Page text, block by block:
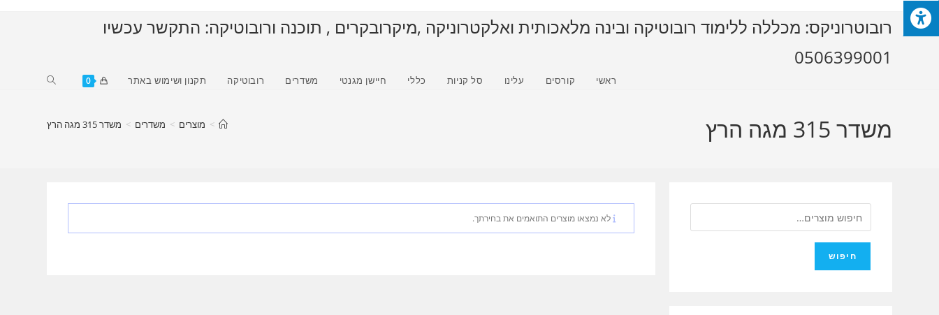
Skip
to
רובוטרוניקס: מכללה ללימוד רובוטיקה ובינה מלאכותית ואלקטרוניקה ,מיקרובקרים , תוכנה ורובוטיקה: התקשר עכשיו
0506399001
ראשי קורסים עלינו סל קניות כללי חיישן מגנטי משדרים רובוטיקה תקנון ושימוש באתר 0
Toggle
משדר 315 מגה הרץ > מוצרים > משדרים > משדר 315 מגה הרץ
לא נמצאו מוצרים התואמים את בחירתך.
חיפוש